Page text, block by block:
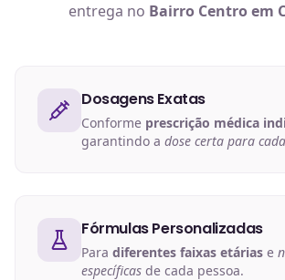
entrega no Bairro Centro em
Dosagens Exatas
Conforme prescrição médica
garantindo a dose certa para
Fórmulas Personalizadas
Para diferentes faixas etárias e
específicas de cada pessoa.